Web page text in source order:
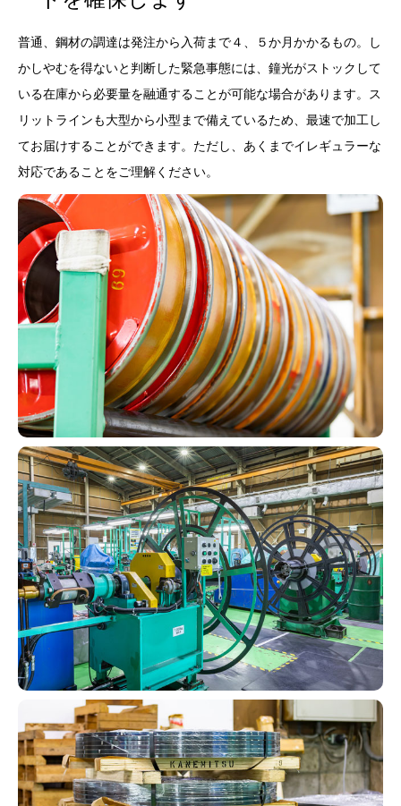
普通、鋼材の調達は発注から入荷まで４、５か月かかるもの。し
かしやむを得ないと判断した緊急事態には、鐘光がストックして
いる在庫から必要量を融通することが可能な場合があります。ス
リットラインも大型から小型まで備えているため、最速で加工し
てお届けすることができます。ただし、あくまでイレギュラーな
対応であることをご理解ください。